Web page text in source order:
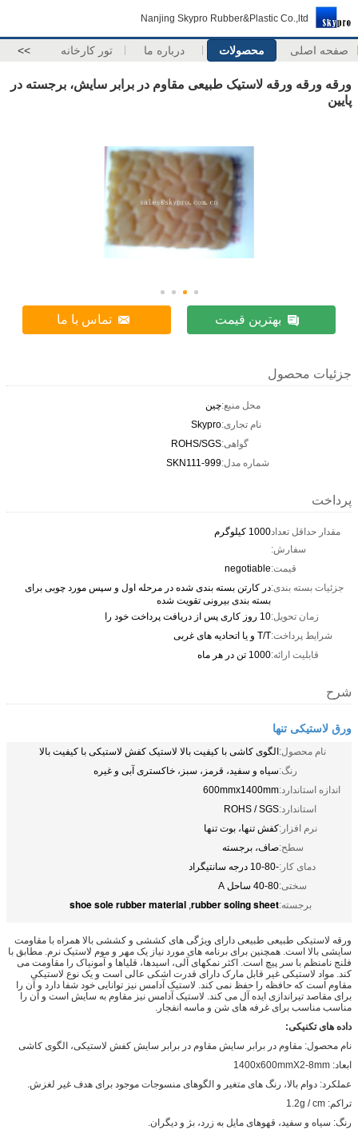
Nanjing Skypro Rubber&Plastic Co.,ltd
صفحه اصلی محصولات درباره ما تور کارخانه >>
ورقه ورقه ورقه لاستیک طبیعی مقاوم در برابر سایش، برجسته در
پایین
بهترین قیمت تماس با ما
جزئیات محصول
محل منبع:چین
نام تجاری:Skypro
گواهی:ROHS/SGS
شماره مدل:SKN111-999
پرداخت
مقدار حداقل تعداد
سفارش:
1000 کیلوگرم
قیمت:negotiable
جزئیات بسته بندی:در کارتن بسته بندی شده در مرحله اول و سپس مورد چوبی برای
بسته بندی بیرونی تقویت شده
زمان تحویل:10 روز کاری پس از دریافت پرداخت خود را
شرایط پرداخت:T/T و یا اتحادیه های غربی
قابلیت ارائه:1000 تن در هر ماه
شرح
ورق لاستیکی تنها
نام محصول:الگوی کاشی با کیفیت بالا لاستیک کفش لاستیکی با کیفیت بالا
رنگ:سیاه و سفید، قرمز، سبز، خاکستری آبی و غیره
اندازه استاندارد:600mmx1400mm
استاندارد:ROHS / SGS
نرم افزار:کفش تنها، بوت تنها
سطح:صاف، برجسته
دمای کار:-10-80 درجه سانتیگراد
سختی:40-80 ساحل A
برجسته:rubber soling sheet
,
shoe sole rubber material
ورقه لاستیکی طبیعی طبیعی دارای ویژگی های کششی و کششی بالا همراه با مقاومت
سایشی بالا است. همچنین برای برنامه های مورد نیاز یک مهر و موم لاستیک نرم. مطابق با
فلنج نامنظم با سر پیچ است. اکثر نمکهای آلی، اسیدها، قلیاها و آمونیاک را مقاومت می
کند. مواد لاستیکی غیر قابل مارک دارای قدرت اشکی عالی است و یک نوع لاستیکی
مقاوم است که حافظه را حفظ نمی کند. لاستیک آدامس نیز توانایی خود شفا دارد و آن را
برای مقاصد تیراندازی ایده آل می کند. لاستیک آدامس نیز مقاوم به سایش است و آن را
مناسب مناسب برای غرفه های شن و ماسه انفجار.
داده های تکنیکی:
نام محصول: مقاوم در برابر سایش مقاوم در برابر سایش کفش لاستیکی، الگوی کاشی
ابعاد: 1400x600mmX2-8mm
عملکرد: دوام بالا، رنگ های متغیر و الگوهای منسوجات موجود برای هدف غیر لغزش.
تراکم: 1.2g / cm
رنگ: سیاه و سفید، قهوهای مایل به زرد، بژ و دیگران.